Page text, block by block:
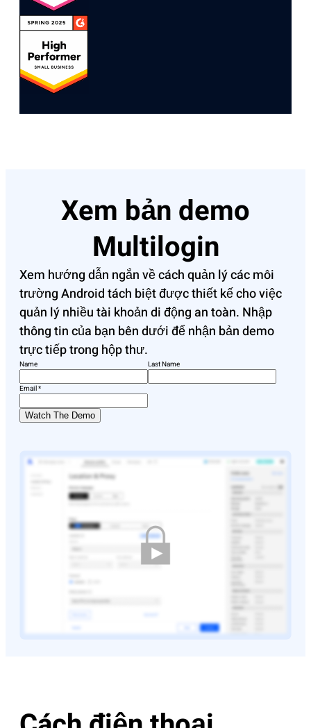
Xem bản demo
Multilogin
Xem hướng dẫn ngắn về cách quản lý các môi
trường Android tách biệt được thiết kế cho việc
quản lý nhiều tài khoản di động an toàn. Nhập
thông tin của bạn bên dưới để nhận bản demo
trực tiếp trong hộp thư.
Name Last Name
Email*
Watch The Demo